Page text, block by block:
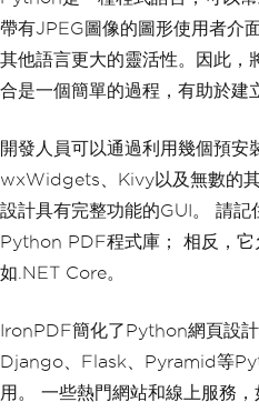
帶有JPEG圖像的圖形使用者介
其他語言更大的靈活性。因此
合是一個簡單的過程，有助於建
開發人員可以通過利用幾個預安
wxWidgets、Kivy以及無數的
設計具有完整功能的GUI。 請
Python PDF程式庫； 相反，它
如.NET Core。
IronPDF簡化了Python網頁設
Django、Flask、Pyramid等
用。 一些熱門網站和線上服務